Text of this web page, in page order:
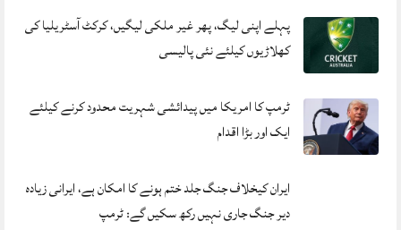
پہلے اپنی لیگ، پھر غیر ملکی لیگیں، کرکٹ آسٹریلیا کی
کھلاڑیوں کیلئے نئی پالیسی
ٹرمپ کا امریکا میں پیدائشی شہریت محدود کرنے کیلئے
ایک اور بڑا اقدام
ایران کیخلاف جنگ جلد ختم ہونے کا امکان ہے، ایرانی زیادہ
دیر جنگ جاری نہیں رکھ سکیں گے: ٹرمپ